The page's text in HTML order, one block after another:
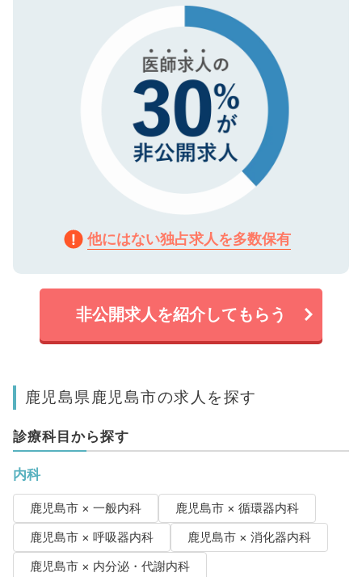
で、機密保持に関してもご安心ください。
他にはない独占求人を多数保有
非公開求人を紹介してもらう
鹿児島県鹿児島市の求人を探す
診療科目から探す
内科
鹿児島市 × 一般内科
鹿児島市 × 循環器内科
鹿児島市 × 呼吸器内科
鹿児島市 × 消化器内科
鹿児島市 × 内分泌・代謝内科